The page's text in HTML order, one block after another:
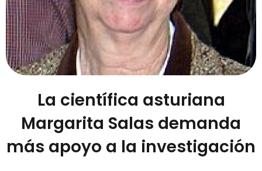
La científica asturiana
Margarita Salas demanda
más apoyo a la investigación